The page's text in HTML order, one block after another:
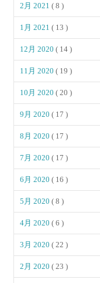
2月 2021( 8 )
1月 2021( 13 )
12月 2020( 14 )
11月 2020( 19 )
10月 2020( 20 )
9月 2020( 17 )
8月 2020( 17 )
7月 2020( 17 )
6月 2020( 16 )
5月 2020( 8 )
4月 2020( 6 )
3月 2020( 22 )
2月 2020( 23 )